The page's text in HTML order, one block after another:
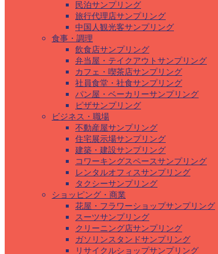
民泊サンプリング
旅行代理店サンプリング
中国人観光客サンプリング
食事・調理
飲食店サンプリング
弁当屋・テイクアウトサンプリング
カフェ・喫茶店サンプリング
社員食堂・社食サンプリング
パン屋・ベーカリーサンプリング
ピザサンプリング
ビジネス・職場
不動産屋サンプリング
住宅展示場サンプリング
建築・建設サンプリング
コワーキングスペースサンプリング
レンタルオフィスサンプリング
タクシーサンプリング
ショッピング・商業
花屋・フラワーショップサンプリング
スーツサンプリング
クリーニング店サンプリング
ガソリンスタンドサンプリング
リサイクルショップサンプリング